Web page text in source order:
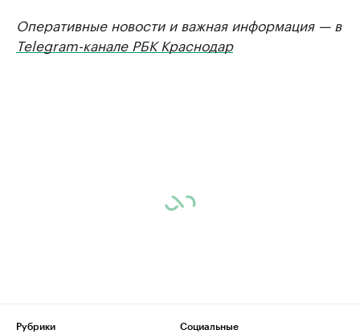
Оперативные новости и важная информация — в
Telegram-канале РБК Краснодар
Рубрики
Социальные